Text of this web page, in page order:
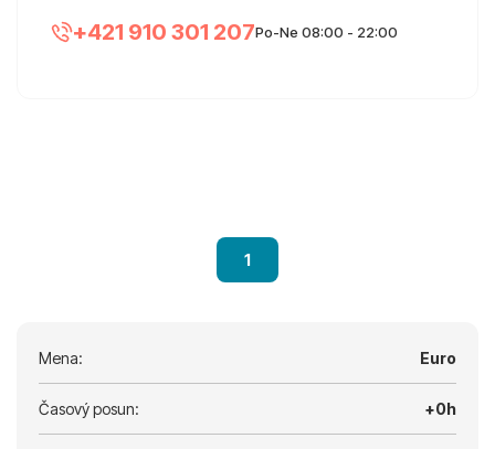
+421 910 301 207Po-Ne 08:00 - 22:00
1
Mena: Euro
Časový posun: +0h